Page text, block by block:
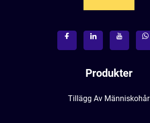
Produkter
Tillägg Av Människohår